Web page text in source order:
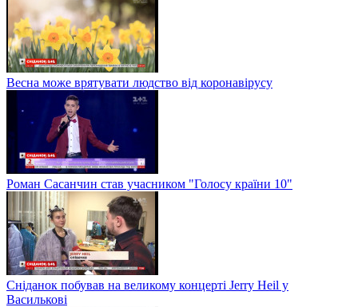
Весна може врятувати людство від коронавірусу
Роман Сасанчин став учасником "Голосу країни 10"
Сніданок побував на великому концерті Jerry Heil у
Василькові